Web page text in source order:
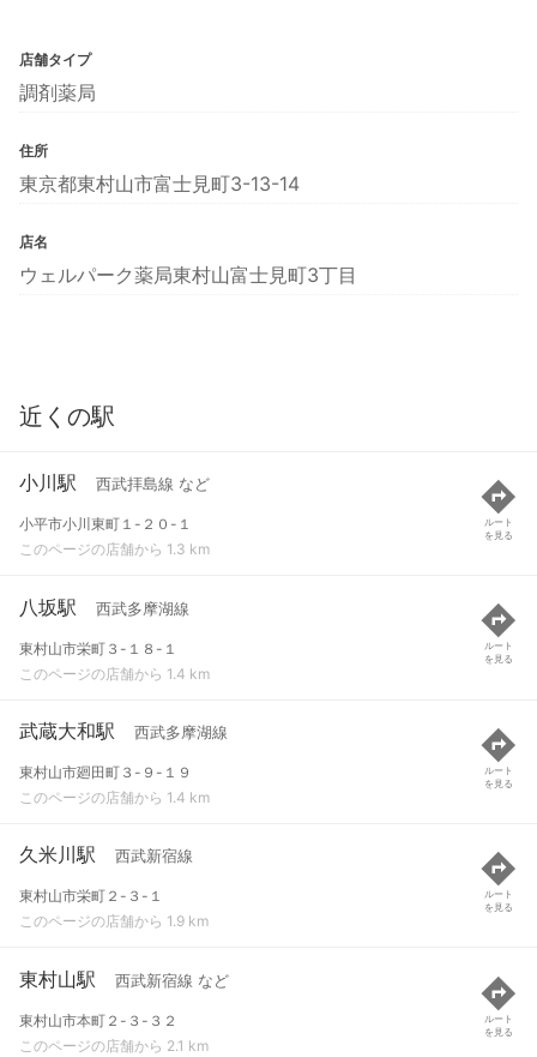
店舗タイプ
調剤薬局
住所
東京都東村山市富士見町3-13-14
店名
ウェルパーク薬局東村山富士見町3丁目
近くの駅
小川駅 西武拝島線 など
小平市小川東町１-２０-１
このページの店舗から 1.3 km
ルート
を見る
八坂駅 西武多摩湖線
東村山市栄町３-１８-１
このページの店舗から 1.4 km
ルート
を見る
武蔵大和駅 西武多摩湖線
東村山市廻田町３-９-１９
このページの店舗から 1.4 km
ルート
を見る
久米川駅 西武新宿線
東村山市栄町２-３-１
このページの店舗から 1.9 km
ルート
を見る
東村山駅 西武新宿線 など
東村山市本町２-３-３２
このページの店舗から 2.1 km
ルート
を見る